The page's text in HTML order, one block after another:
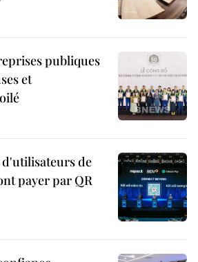
publiques
et
de
payer par QR